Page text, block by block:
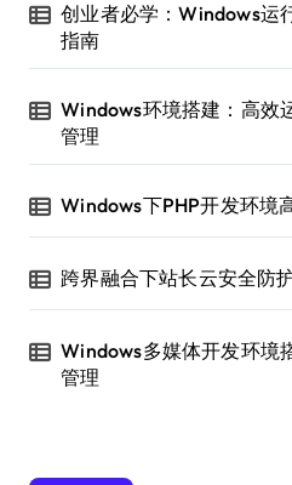
创业者必学：Windows运
指南
Windows环境搭建：高效
管理
Windows下PHP开发环境
跨界融合下站长云安全防
Windows多媒体开发环境
管理